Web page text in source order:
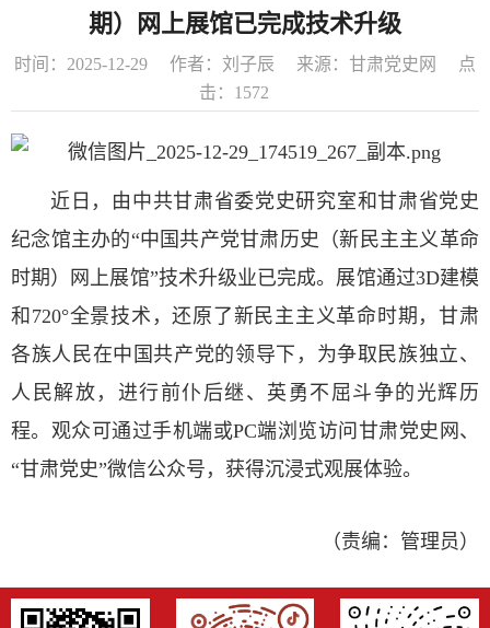
期）网上展馆已完成技术升级
时间：2025-12-29 作者：刘子辰 来源：甘肃党史网
点
击： 1572
近日，由中共甘肃省委党史研究室和甘肃省党史
纪念馆主办的“中国共产党甘肃历史（新民主主义革命
时期）网上展馆”技术升级业已完成。展馆通过3D建模
和720°全景技术，还原了新民主主义革命时期，甘肃
各族人民在中国共产党的领导下，为争取民族独立、
人民解放，进行前仆后继、英勇不屈斗争的光辉历
程。观众可通过手机端或PC端浏览访问甘肃党史网、
“甘肃党史”微信公众号，获得沉浸式观展体验。
（责编：管理员）